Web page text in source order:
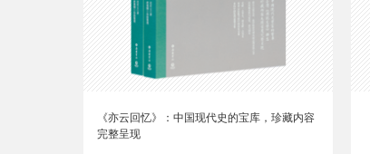
《亦云回忆》：中国现代史的宝库，珍藏内容
完整呈现